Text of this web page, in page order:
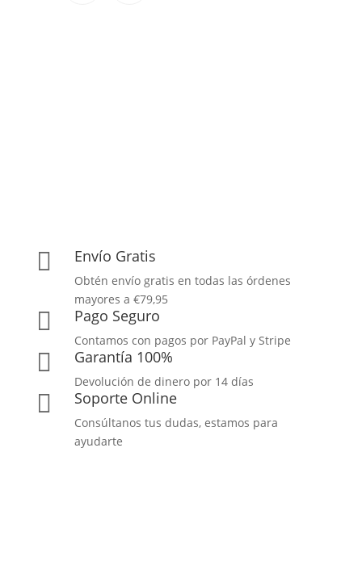
 Envío Gratis
Obtén envío gratis en todas las órdenes
mayores a €79,95
 Pago Seguro
Contamos con pagos por PayPal y Stripe
 Garantía 100%
Devolución de dinero por 14 días
 Soporte Online
Consúltanos tus dudas, estamos para
ayudarte